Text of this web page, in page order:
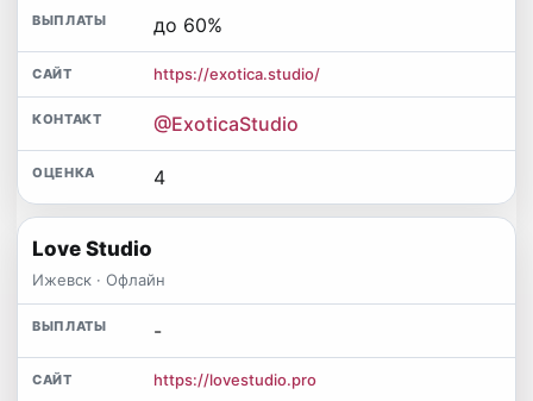
до 60%
https://exotica.studio/
@ExoticaStudio
4
Love Studio
Ижевск · Офлайн
-
https://lovestudio.pro